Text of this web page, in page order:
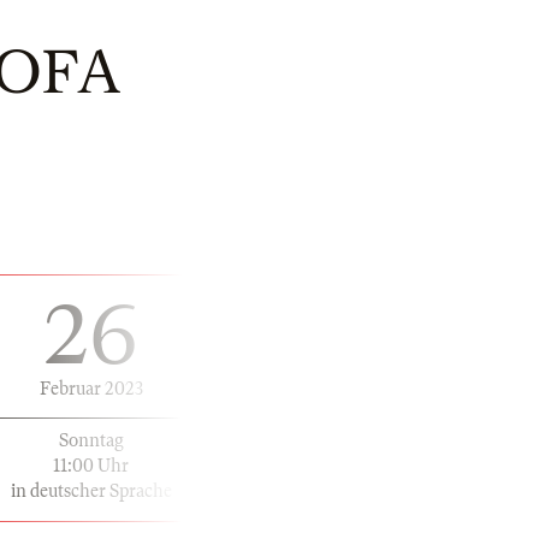
26
Februar 2023
Sonntag
11:00 Uhr
in deutscher Sprache